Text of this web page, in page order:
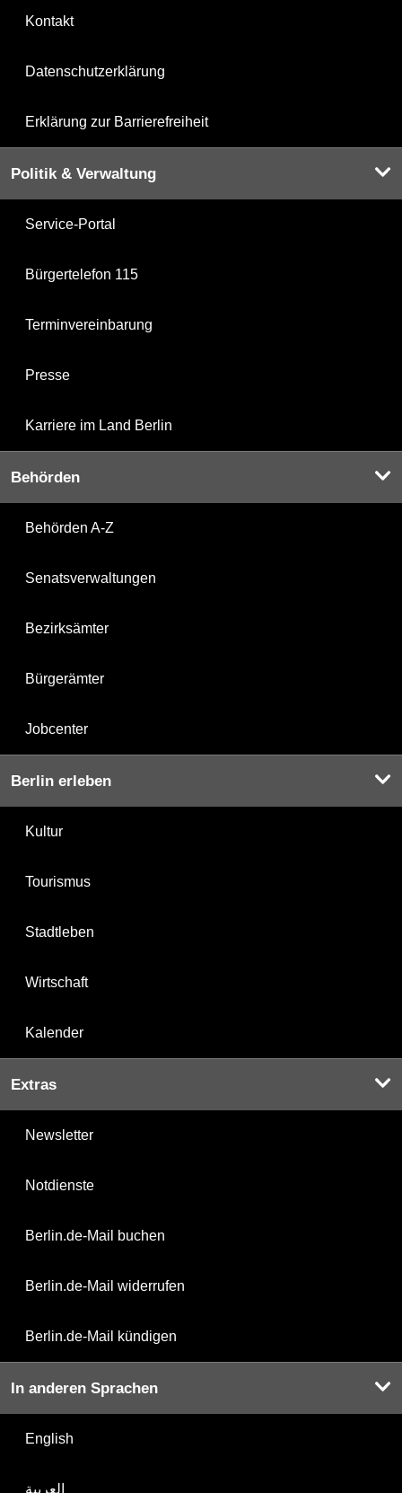
Kontakt
Datenschutzerklärung
Erklärung zur Barrierefreiheit
Politik & Verwaltung
Service-Portal
Bürgertelefon 115
Terminvereinbarung
Presse
Karriere im Land Berlin
Behörden
Behörden A-Z
Senatsverwaltungen
Bezirksämter
Bürgerämter
Jobcenter
Berlin erleben
Kultur
Tourismus
Stadtleben
Wirtschaft
Kalender
Extras
Newsletter
Notdienste
Berlin.de-Mail buchen
Berlin.de-Mail widerrufen
Berlin.de-Mail kündigen
In anderen Sprachen
English
العربية